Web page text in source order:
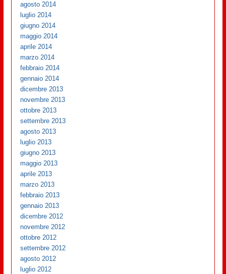
agosto 2014
luglio 2014
giugno 2014
maggio 2014
aprile 2014
marzo 2014
febbraio 2014
gennaio 2014
dicembre 2013
novembre 2013
ottobre 2013
settembre 2013
agosto 2013
luglio 2013
giugno 2013
maggio 2013
aprile 2013
marzo 2013
febbraio 2013
gennaio 2013
dicembre 2012
novembre 2012
ottobre 2012
settembre 2012
agosto 2012
luglio 2012